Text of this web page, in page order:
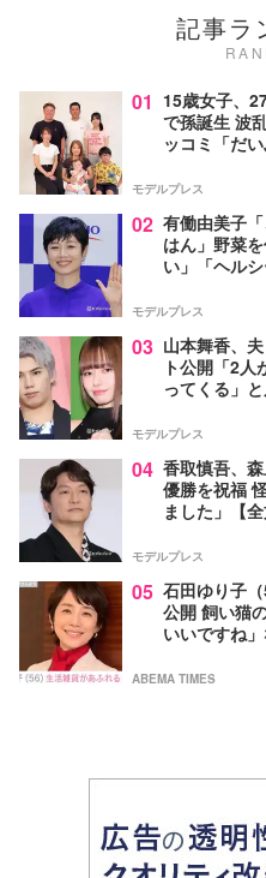
記事ラ
01 15歳女子、
で孫誕生 波
ッコミ「だ
モデルプレス
02 有働由美子
はん」野菜
い」「ヘル
モデルプレス
03 山本舞香、
ト公開「2
ってくる」
モデルプレス
04 香取慎吾、
優勝を祝福
ました」【全
モデルプレス
05 石田ゆり子
公開 飼い猫
いいですね
ABEMA TIMES